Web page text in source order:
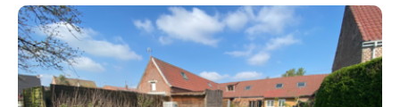
une véranda utilisable en toutes saisons. S'ajoute à
cet espace de vie une cuisine ouverte disposant de
nombreux rangements. Du coté gauche vous
disposerez d'une suite parentale avec espace
dressing et baignoire donnant sur la terrasse avec
une baie vitrée et du côté gauche vous disposerez